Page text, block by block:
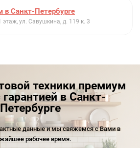
в Санкт-Петербурге
этаж, ул. Савушкина, д. 119 к. 3
техники премиум
гарантией в Санкт-
Петербурге
данные и мы свяжемся с Вами в
рабочее время.